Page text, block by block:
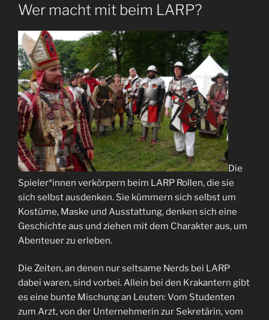
Wer macht mit beim LARP?
Die
Spieler*innen verkörpern beim LARP Rollen, die sie
sich selbst ausdenken. Sie kümmern sich selbst um
Kostüme, Maske und Ausstattung, denken sich eine
Geschichte aus und ziehen mit dem Charakter aus, um
Abenteuer zu erleben.
Die Zeiten, an denen nur seltsame Nerds bei LARP
dabei waren, sind vorbei. Allein bei den Krakantern gibt
es eine bunte Mischung an Leuten: Vom Studenten
zum Arzt, von der Unternehmerin zur Sekretärin, vom